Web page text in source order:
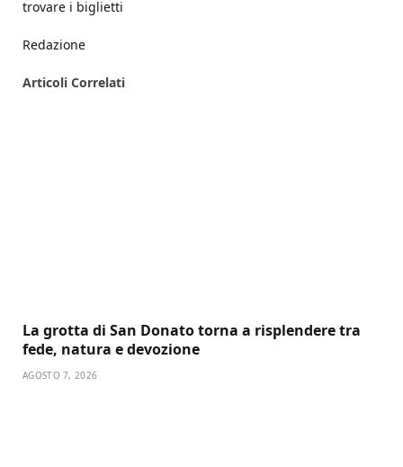
trovare i biglietti
Redazione
Articoli Correlati
La grotta di San Donato torna a risplendere tra
fede, natura e devozione
AGOSTO 7, 2026